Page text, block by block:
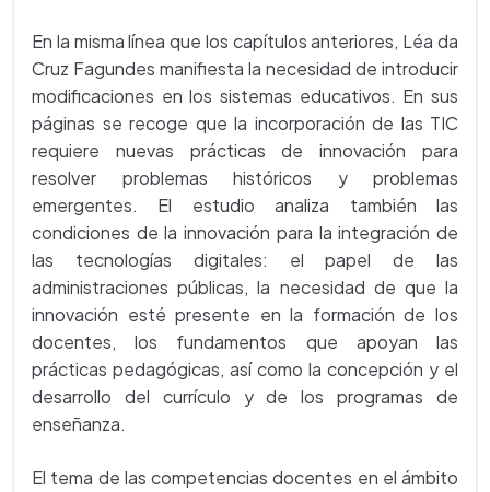
En la misma línea que los capítulos anteriores, Léa da
Cruz Fagundes manifiesta la necesidad de introducir
modificaciones en los sistemas educativos. En sus
páginas se recoge que la incorporación de las TIC
requiere nuevas prácticas de innovación para
resolver problemas históricos y problemas
emergentes. El estudio analiza también las
condiciones de la innovación para la integración de
las tecnologías digitales: el papel de las
administraciones públicas, la necesidad de que la
innovación esté presente en la formación de los
docentes, los fundamentos que apoyan las
prácticas pedagógicas, así como la concepción y el
desarrollo del currículo y de los programas de
enseñanza.
El tema de las competencias docentes en el ámbito